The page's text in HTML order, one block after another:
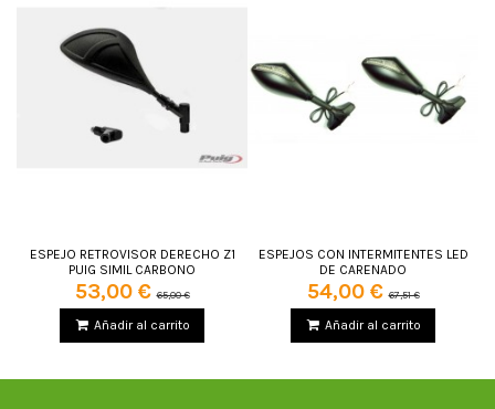
ESPEJO RETROVISOR DERECHO Z1
PUIG SIMIL CARBONO
53,00 €65,00 €
Añadir al carrito
ESPEJOS CON INTERMITENTES LED
DE CARENADO
54,00 €67,51 €
Añadir al carrito